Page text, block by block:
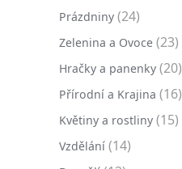
Prázdniny (24)
Zelenina a Ovoce (23)
Hračky a panenky (20)
Přírodní a Krajina (16)
Květiny a rostliny (15)
Vzdělání (14)